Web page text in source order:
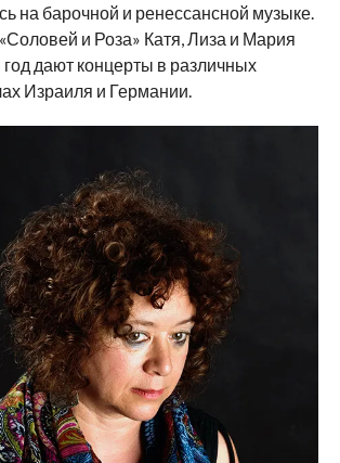
на барочной и ренессансной музыке.
и Роза» Катя, Лиза и Мария
год дают концерты в различных
Израиля и Германии.